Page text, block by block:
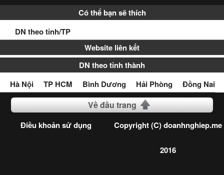
Có thể bạn sẽ thích
DN theo tỉnh/TP
Website liên kết
DN theo tỉnh thành
Hà Nội
TP HCM Bình Dương Hải Phòng Đồng Nai
Về đầu trang
Điều khoản sử dụng Copyright (C) doanhnghiep.me
2016